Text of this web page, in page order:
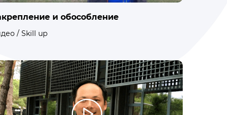
и обособление
/ Skill up